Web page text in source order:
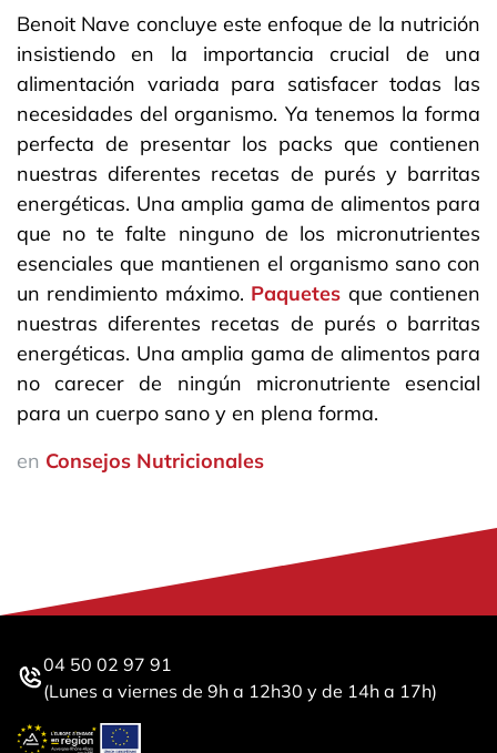
Benoit Nave concluye este enfoque de la nutrición
insistiendo en la importancia crucial de una
alimentación variada para satisfacer todas las
necesidades del organismo. Ya tenemos la forma
perfecta de presentar los packs que contienen
nuestras diferentes recetas de purés y barritas
energéticas. Una amplia gama de alimentos para
que no te falte ninguno de los micronutrientes
esenciales que mantienen el organismo sano con
un rendimiento máximo.​ Paquetes que contienen
nuestras diferentes recetas de purés o barritas
energéticas. Una amplia gama de alimentos para
no carecer de ningún micronutriente esencial
para un cuerpo sano y en plena forma.
en Consejos Nutricionales
04 50 02 97 91
(Lunes a viernes de 9h a 12h30 y de 14h a 17h)